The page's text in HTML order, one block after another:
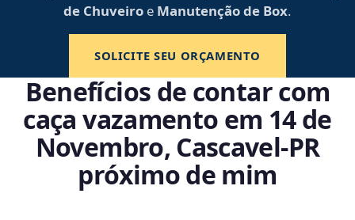
de Chuveiro e Manutenção de Box.
SOLICITE SEU ORÇAMENTO
Benefícios de contar com
caça vazamento em 14 de
Novembro, Cascavel‑PR
próximo de mim